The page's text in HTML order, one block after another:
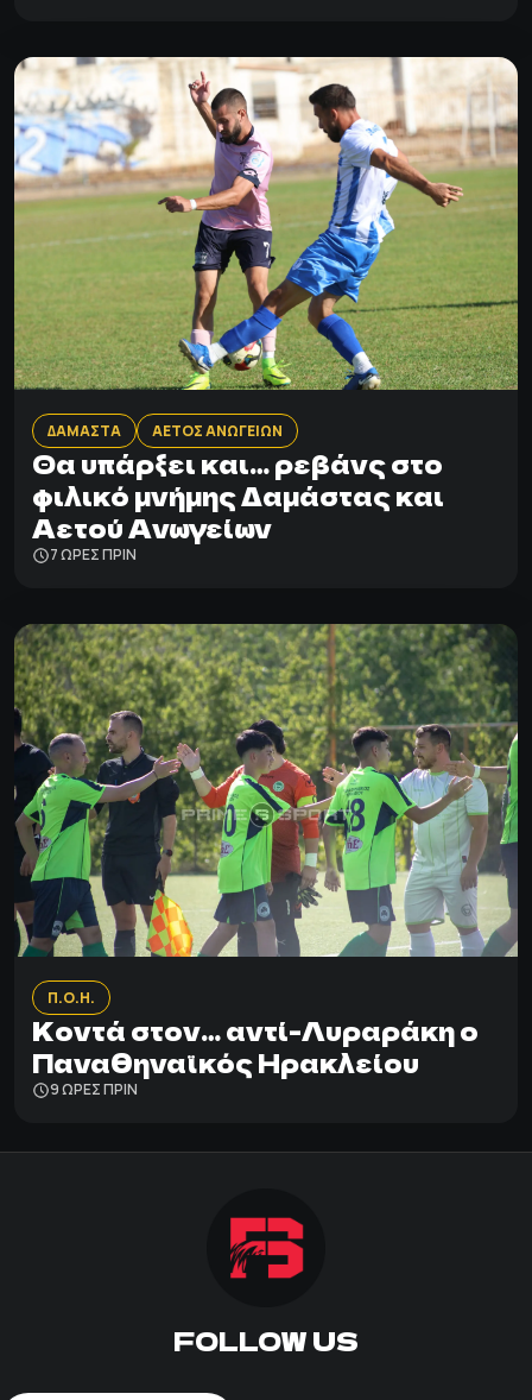
ΔΑΜΑΣΤΑ ΑΕΤΟΣ ΑΝΩΓΕΙΩΝ
Θα υπάρξει και… ρεβάνς στο
φιλικό μνήμης Δαμάστας και
Αετού Ανωγείων
7 ΩΡΕΣ ΠΡΙΝ
Π.Ο.Η.
Κοντά στον… αντί-Λυραράκη ο
Παναθηναϊκός Ηρακλείου
9 ΩΡΕΣ ΠΡΙΝ
FOLLOW US